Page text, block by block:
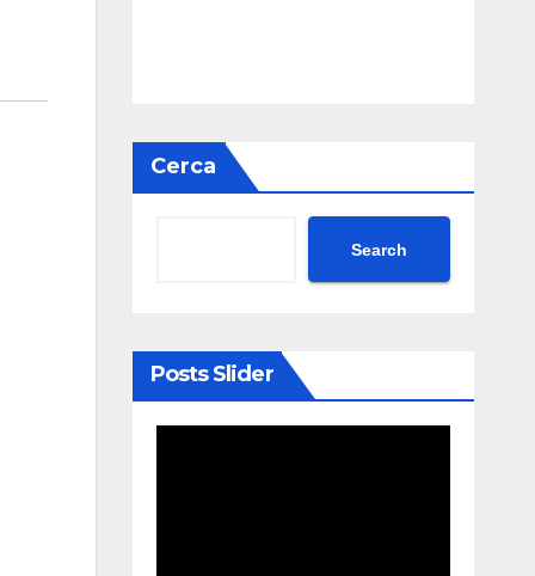
Cerca
Search
Posts Slider